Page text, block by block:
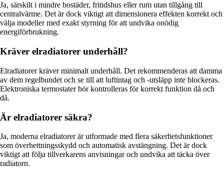
Ja, särskilt i mindre bostäder, fritidshus eller rum utan tillgång till
centralvärme. Det är dock viktigt att dimensionera effekten korrekt och
välja modeller med exakt styrning för att undvika onödig
energiförbrukning.
Kräver elradiatorer underhåll?
Elradiatorer kräver minimalt underhåll. Det rekommenderas att damma
av dem regelbundet och se till att luftintag och -utsläpp inte blockeras.
Elektroniska termostater bör kontrolleras för korrekt funktion då och
då.
Är elradiatorer säkra?
Ja, moderna elradiatorer är utformade med flera säkerhetsfunktioner
som överhettningsskydd och automatisk avstängning. Det är dock
viktigt att följa tillverkarens anvisningar och undvika att täcka över
radiatorn.